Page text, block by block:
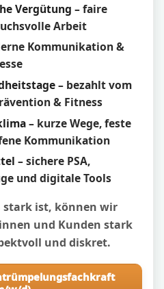
Vergütung – faire
Arbeit
Kommunikation &
– bezahlt vom
& Fitness
– kurze Wege, feste
Kommunikation
– sichere PSA,
und digitale Tools
stark ist, können wir
und Kunden stark
und diskret.